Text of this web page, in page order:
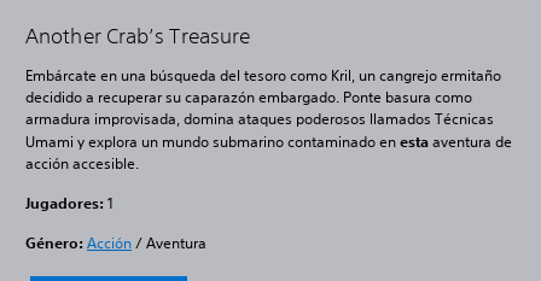
Another Crab’s Treasure
Embárcate en una búsqueda del tesoro como Kril, un cangrejo ermitaño
decidido a recuperar su caparazón embargado. Ponte basura como
armadura improvisada, domina ataques poderosos llamados Técnicas
Umami y explora un mundo submarino contaminado enestaaventura de
acción accesible.
Jugadores: 1
Género: Acción/ Aventura